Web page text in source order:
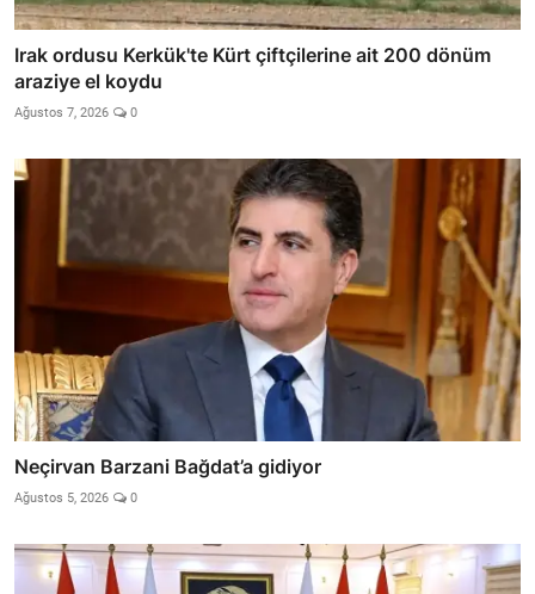
Irak ordusu Kerkük'te Kürt çiftçilerine ait 200 dönüm
araziye el koydu
Ağustos 7, 2026 0
Neçirvan Barzani Bağdat’a gidiyor
Ağustos 5, 2026 0